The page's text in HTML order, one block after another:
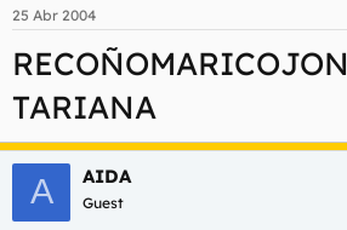
25 Abr 2004
TARIANA
A AIDA
Guest